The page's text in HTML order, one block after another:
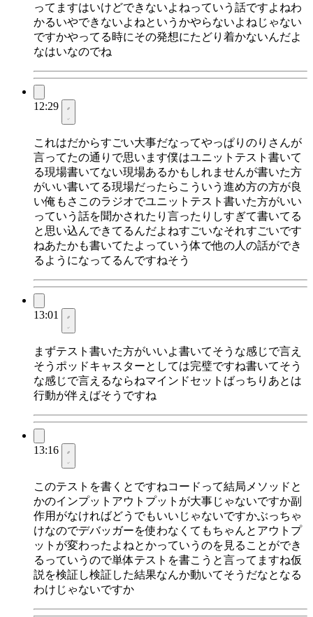
ってますはいけどできないよねっていう話ですよねわ
かるいやできないよねというかやらないよねじゃない
ですかやってる時にその発想にたどり着かないんだよ
なはいなのでね
12:29
これはだからすごい大事だなってやっぱりのりさんが
言ってたの通りで思います僕はユニットテスト書いて
る現場書いてない現場あるかもしれませんが書いた方
がいい書いてる現場だったらこういう進め方の方が良
い俺もさこのラジオでユニットテスト書いた方がいい
っていう話を聞かされたり言ったりしすぎて書いてる
と思い込んできてるんだよねすごいなそれすごいです
ねあたかも書いてたよっていう体で他の人の話ができ
るようになってるんですねそう
13:01
まずテスト書いた方がいいよ書いてそうな感じで言え
そうポッドキャスターとしては完璧ですね書いてそう
な感じで言えるならねマインドセットばっちりあとは
行動が伴えばそうですね
13:16
このテストを書くとですねコードって結局メソッドと
かのインプットアウトプットが大事じゃないですか副
作用がなければどうでもいいじゃないですかぶっちゃ
けなのでデバッガーを使わなくてもちゃんとアウトプ
ットが変わったよねとかっていうのを見ることができ
るっていうので単体テストを書こうと言ってますね仮
説を検証し検証した結果なんか動いてそうだなとなる
わけじゃないですか